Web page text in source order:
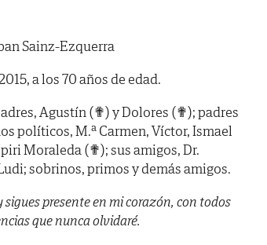
Sainz-Ezquerra
a los 70 años de edad.
Agustín (✟) y Dolores (✟); padres
políticos, M.ª Carmen, Víctor, Ismael
Moraleda (✟); sus amigos, Dr.
sobrinos, primos y demás amigos.
presente en mi corazón, con todos
que nunca olvidaré.